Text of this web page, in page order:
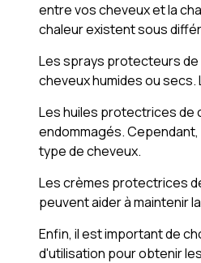
entre vos cheveux et la
chaleur existent sous
Les sprays protecteurs de
cheveux humides ou
Les huiles protectrices de
endommagés.
type de cheveux.
Les crèmes protectrices
peuvent aider à maintenir
Enfin, il est important de
d'utilisation pour obtenir